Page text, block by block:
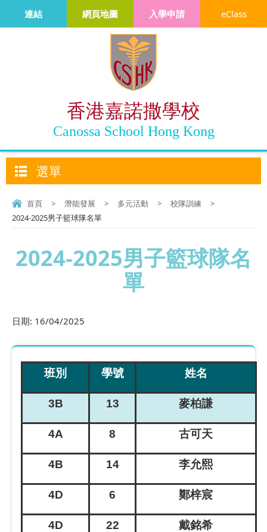
香港嘉諾撒學校
Canossa School Hong Kong
連結 網頁地圖 入學申請 eClass
選單
首頁 > 潛能發展 > 多元活動 > 校隊訓練
>
2024-2025男子籃球隊名單
2024-2025男子籃球隊名
單
日期: 16/04/2025
班別 學號 姓名
3B 13 麥柏謙
4A 8 古可天
4B 14 李允熙
4D 6 鄭梓宸
4D 22 戴銘希